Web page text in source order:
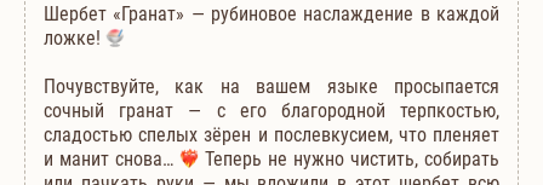
Шербет «Гранат» — рубиновое наслаждение в каждой
ложке!
Почувствуйте, как на вашем языке просыпается
сочный гранат — с его благородной терпкостью,
сладостью спелых зёрен и послевкусием, что пленяет
и манит снова…
Теперь не нужно чистить, собирать